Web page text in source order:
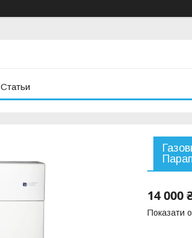
Статьи
14 000
Показати